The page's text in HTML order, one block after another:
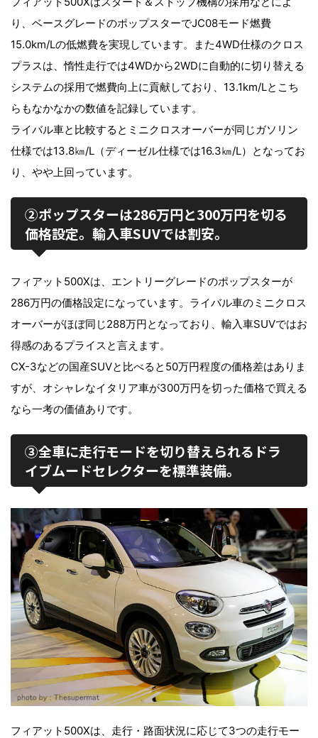
り、ベースグレードのポップスターでJC08モード燃費
15.0km/Lの低燃費を実現しています。また4WD仕様のクロス
プラスは、惰性走行では4WDから2WDに自動的に切り替える
システムの採用で燃費向上に貢献しており、13.1km/Lとこち
らもなかなかの数値を記録しています。
ライバル車と比較するとミニクロスオーバーが同じガソリン
仕様では13.8㎞/L（ディーゼル仕様では16.3㎞/L）となってお
り、やや上回っています。
②ポップスターは286万円と300万円を切る
価格設定。輸入車SUVでは割安。
フィアット500Xは、エントリーグレードのポップスターが
286万円の価格設定になっています。ライバル車のミニクロス
オーバーがほぼ同じ288万円となっており、輸入車SUVではお
得感のあるプライスと言えます。
CX-3などの国産SUVと比べると50万円程度の価格差はありま
すが、オシャレなイタリア車が300万円を切った価格で買える
なら一考の価値ありです。
③全車に走行モードを切り替えられるドラ
イブムードセレクターを標準装備。
フィアット500Xは、走行・路面状況に応じて3つの走行モー